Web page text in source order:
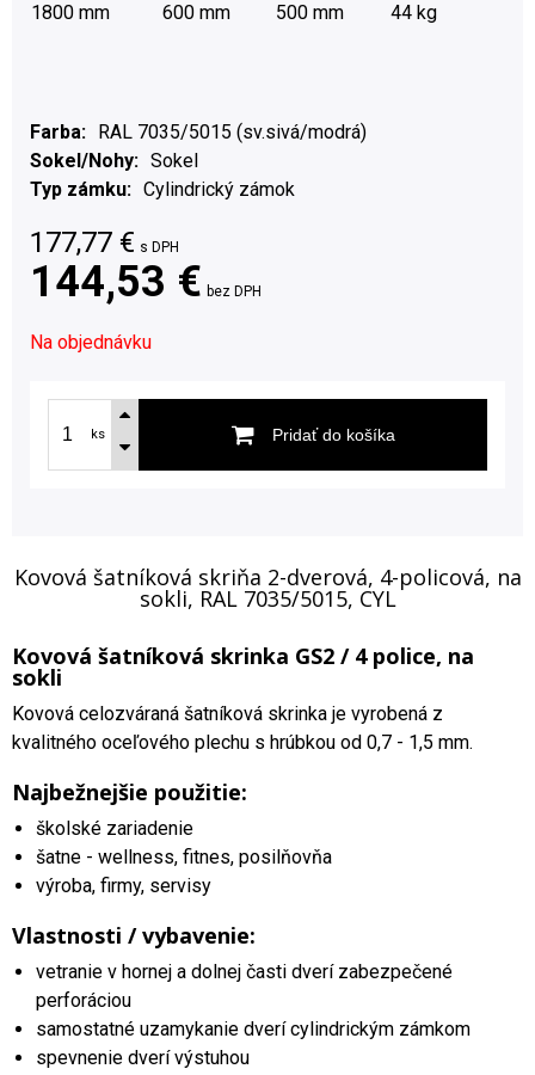
1800 mm
600 mm 500 mm 44 kg
Farba
RAL 7035/5015 (sv.sivá/modrá)
Sokel/Nohy
Sokel
Typ zámku
Cylindrický zámok
177,77 € s DPH
144,53 € bez DPH
Na objednávku
ks Pridať do košíka
Kovová šatníková skriňa 2-dverová, 4-policová, na
sokli, RAL 7035/5015, CYL
Kovová šatníková skrinka GS2 / 4 police, na
sokli
Kovová celozváraná šatníková skrinka je vyrobená z
kvalitného oceľového plechu s hrúbkou od 0,7 - 1,5 mm.
Najbežnejšie použitie:
školské zariadenie
šatne - wellness, fitnes, posilňovňa
výroba, firmy, servisy
Vlastnosti / vybavenie:
vetranie v hornej a dolnej časti dverí zabezpečené
perforáciou
samostatné uzamykanie dverí cylindrickým zámkom
spevnenie dverí výstuhou